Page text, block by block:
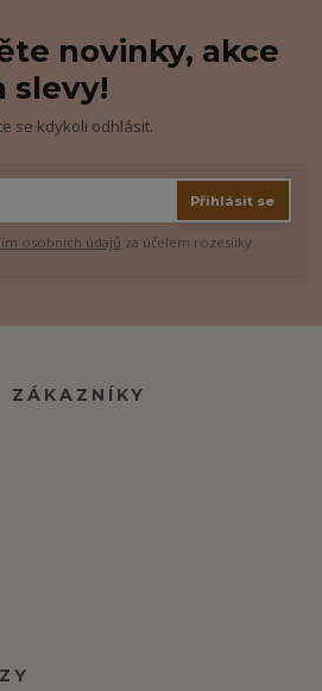
novinky, akce
slevy!
se kdykoli odhlásit.
Přihlásit se
osobních údajů za účelem rozesílky
ZÁKAZNÍKY